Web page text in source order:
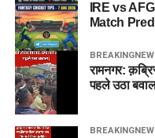
IRE vs
Match
रामनगर:
पहले उठा बवाल